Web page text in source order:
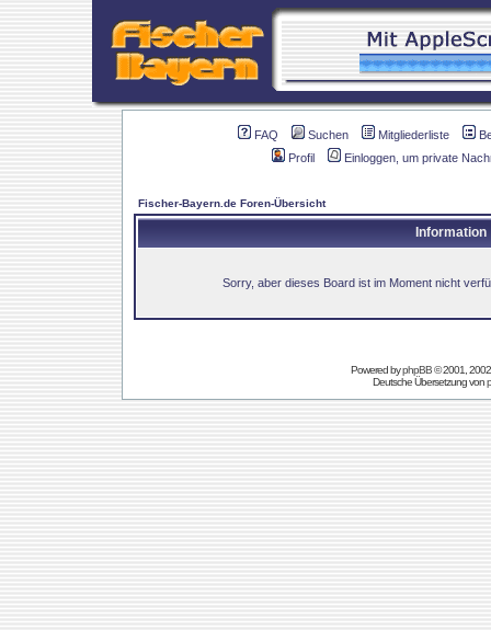
FAQ Suchen Mitgliederliste
Profil
Einloggen, um private
Fischer-Bayern.de Foren-Übersicht
Information
Sorry, aber dieses Board ist im Moment nicht
Powered byphpBB© 2001,
Deutsche Übersetzung von